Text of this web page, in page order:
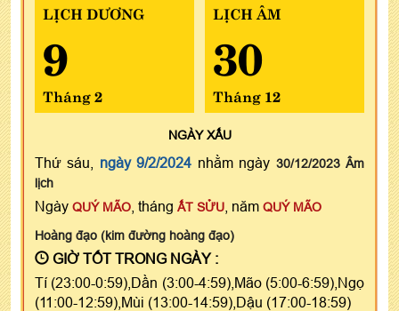
LỊCH DƯƠNG
9
Tháng 2
LỊCH ÂM
30
Tháng 12
NGÀYXẤU
Thứ sáu, ngày 9/2/2024 nhằm ngày 30/12/2023 Âm
lịch
Ngày QUÝ MÃO , tháng ẤT SỬU , năm QUÝ MÃO
Hoàng đạo (kim đường hoàng đạo)
GIỜ TỐT TRONG NGÀY :
Tí (23:00-0:59),Dần (3:00-4:59),Mão (5:00-6:59),Ngọ
(11:00-12:59),Mùi (13:00-14:59),Dậu (17:00-18:59)